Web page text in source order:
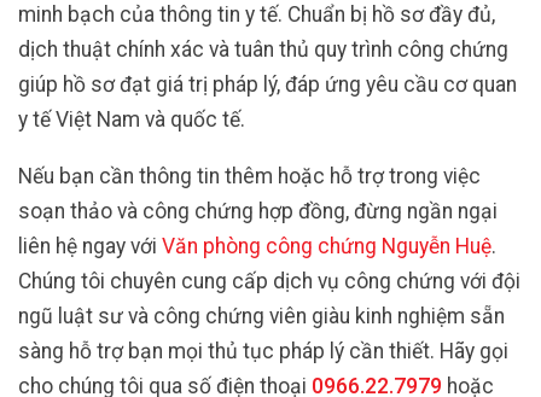
minh bạch của thông tin y tế. Chuẩn bị hồ sơ đầy đủ,
dịch thuật chính xác và tuân thủ quy trình công chứng
giúp hồ sơ đạt giá trị pháp lý, đáp ứng yêu cầu cơ quan
y tế Việt Nam và quốc tế.
Nếu bạn cần thông tin thêm hoặc hỗ trợ trong việc
soạn thảo và công chứng hợp đồng, đừng ngần ngại
liên hệ ngay với Văn phòng công chứng Nguyễn Huệ.
Chúng tôi chuyên cung cấp dịch vụ công chứng với đội
ngũ luật sư và công chứng viên giàu kinh nghiệm sẵn
sàng hỗ trợ bạn mọi thủ tục pháp lý cần thiết. Hãy gọi
cho chúng tôi qua số điện thoại 0966.22.7979 hoặc